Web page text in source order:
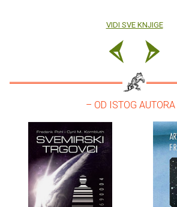
VIDI SVE KNJIGE
– OD ISTOG